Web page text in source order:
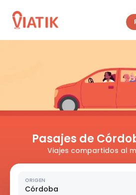
Pasajes de
Viajes compartidos al
ORIGEN
Córdoba